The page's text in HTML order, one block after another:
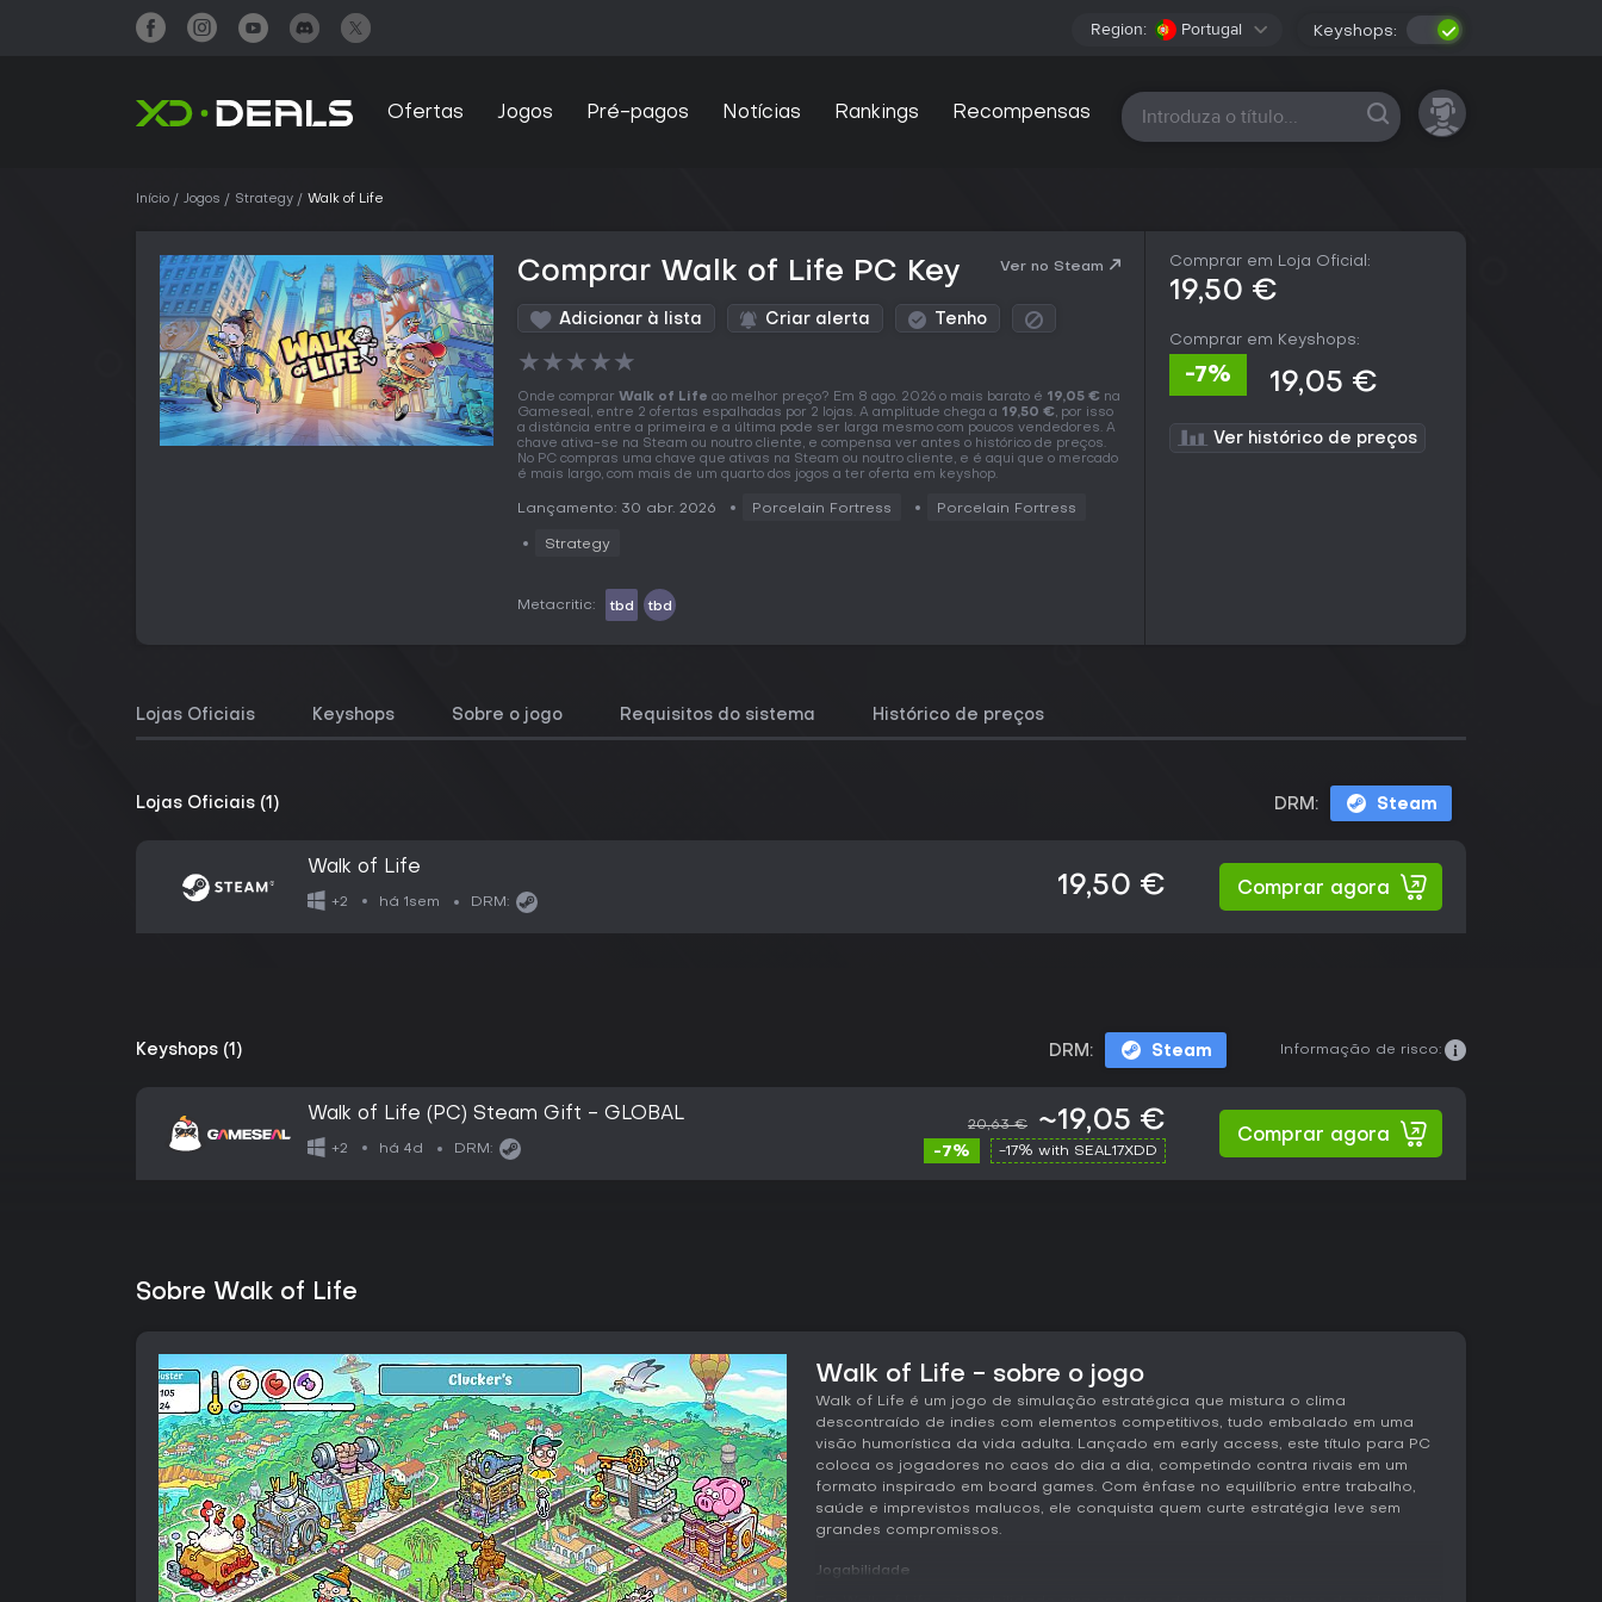
Region: Portugal Keyshops:
Ofertas Jogos Pré-pagos Notícias Rankings Recompensas Todas as plataformas
Início Jogos Strategy Walk of Life
Comprar Walk of Life PC Key Ver no Steam
Adicionar à lista Criar alerta Tenho
★★★★★
Onde comprar Walk of Life ao melhor preço? Em 8 ago. 2026 o mais barato é 19,05 € na
Gameseal, entre 2 ofertas espalhadas por 2 lojas. A amplitude chega a 19,50 €, por isso
a distância entre a primeira e a última pode ser larga mesmo com poucos vendedores. A
chave ativa-se na Steam ou noutro cliente, e compensa ver antes o histórico de preços.
No PC compras uma chave que ativas na Steam ou noutro cliente, e é aqui que o mercado
é mais largo, com mais de um quarto dos jogos a ter oferta em keyshop.
Lançamento: 30 abr. 2026 Porcelain Fortress Porcelain Fortress
Strategy
Metacritic: tbd tbd
Comprar em Loja Oficial:
19,50 €
Comprar em Keyshops:
-7% 19,05 €
Ver histórico de preços
Lojas Oficiais Keyshops Sobre o jogo Requisitos do sistema Histórico de preços
Lojas Oficiais (1) DRM: Steam
Walk of Life
+2 há 1sem DRM:
19,50 € Comprar agora
Keyshops (1) DRM: Steam Informação de risco:
Walk of Life (PC) Steam Gift - GLOBAL
+2 há 4d DRM:
20,63 € ~19,05 €
-7% -17% with SEAL17XDD
Comprar agora
Sobre Walk of Life
Walk of Life - sobre o jogo
Walk of Life é um jogo de simulação estratégica que mistura o clima
descontraído de indies com elementos competitivos, tudo embalado em uma
visão humorística da vida adulta. Lançado em early access, este título para PC
coloca os jogadores no caos do dia a dia, competindo contra rivais em um
formato inspirado em board games. Com ênfase no equilíbrio entre trabalho,
saúde e imprevistos malucos, ele conquista quem curte estratégia leve sem
grandes compromissos.
Jogabilidade